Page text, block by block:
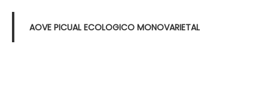
AOVE PICUAL ECOLOGICO MONOVARIETAL